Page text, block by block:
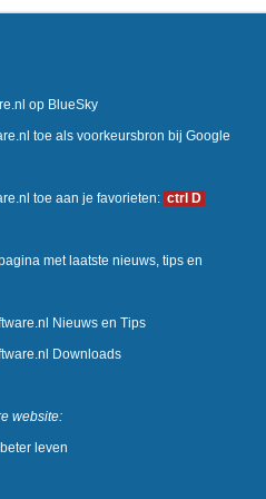
op BlueSky
toe als voorkeursbron bij Google
toe aan je favorieten: ctrl D
met laatste nieuws, tips en
Nieuws en Tips
Downloads
website:
leven